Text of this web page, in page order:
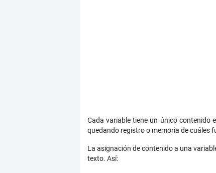
Cada variable tiene un único contenido
quedando registro o memoria de cuáles
La asignación de contenido a una
texto. Así: